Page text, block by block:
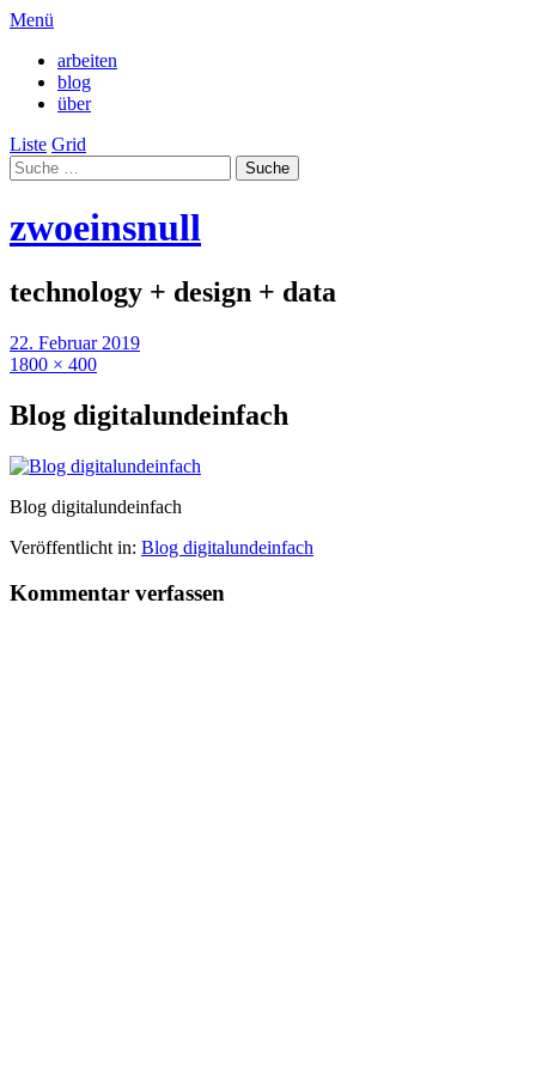
Menü
arbeiten
blog
über
Liste Grid
zwoeinsnull
technology + design + data
22. Februar 2019
1800 × 400
Blog digitalundeinfach
Blog digitalundeinfach
Veröffentlicht in: Blog digitalundeinfach
Kommentar verfassen